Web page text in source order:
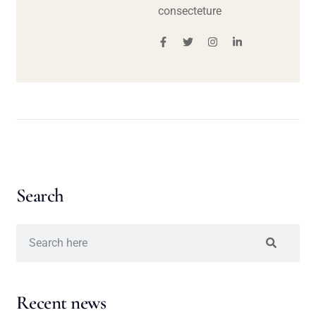
consecteture
Search
Recent news